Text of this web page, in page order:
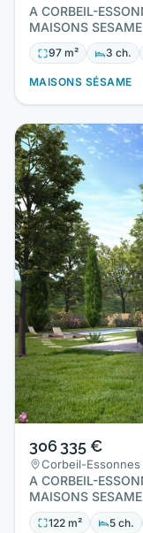
A CORBEIL-
MAISONS
maison neuve
97 m² 3 ch.
MAISONS SÉSAME
306 335 €
Corbeil-Essonnes
A CORBEIL-
MAISONS
maison neuve
122 m² 5 ch.